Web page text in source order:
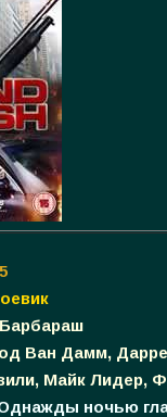
Ван Дамм,
Майк Лидер,
ночью